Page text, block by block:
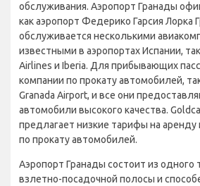
обслуживания. Аэропорт Гранады
как аэропорт Федерико Гарсия Лорка
обслуживается несколькими
известными в аэропортах Испании,
Airlines и Iberia. Для прибывающих
компании по прокату автомобилей,
Granada Airport, и все они
автомобили высокого качества.
предлагает низкие тарифы на аренду
по прокату автомобилей.
Аэропорт Гранады состоит из одного
взлетно-посадочной полосы и